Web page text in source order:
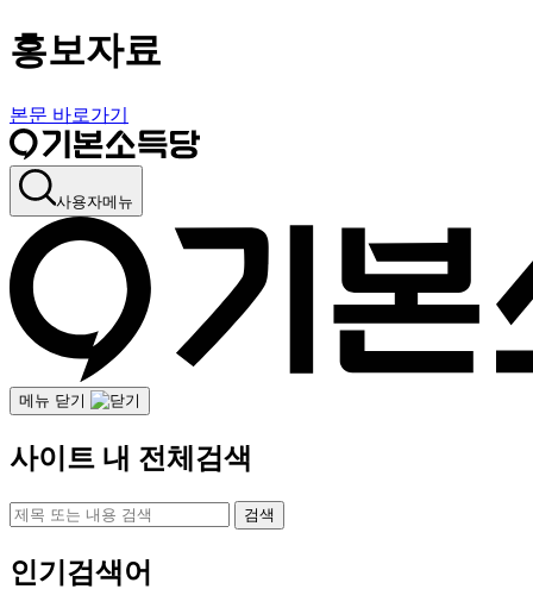
홍보자료
본문 바로가기
사용자메뉴
메뉴 닫기
사이트 내 전체검색
검색
인기검색어